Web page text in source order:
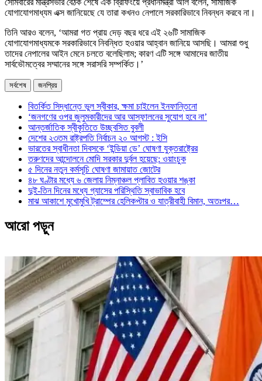
সোমবারের মন্ত্রিসভার বৈঠক শেষে এক ব্রিফিংয়ে প্রধানমন্ত্রী অলি বলেন, সামাজিক
যোগাযোগমাধ্যম এক্স জানিয়েছে যে তারা কখনও নেপালে সরকারিভাবে নিবন্ধন করবে না।
তিনি আরও বলেন, ‘আমরা গত প্রায় দেড় বছর ধরে এই ২৬টি সামাজিক
যোগাযোগমাধ্যমকে সরকারিভাবে নিবন্ধিত হওয়ার আহ্বান জানিয়ে আসছি। আমরা শুধু
তাদের নেপালের আইন মেনে চলতে বলেছিলাম; কারণ এটি সঙ্গে আমাদের জাতীয়
সার্বভৌমত্বের সম্মানের সঙ্গে সরাসরি সম্পর্কিত।’
সর্বশেষ জনপ্রিয়
বিতর্কিত সিদ্ধান্তে ভুল স্বীকার, ক্ষমা চাইলেন ইনফান্তিনো
‘জনগণের ওপর জুলুমকারীদের আর আস্ফালনের সুযোগ হবে না’
আন্তর্জাতিক স্বীকৃতিতে উচ্ছ্বসিত বুবলী
দেশের ২৩তম রাষ্ট্রপতি নির্বাচন ২০ আগস্ট : ইসি
ভারতের স্বাধীনতা দিবসকে ‘ইন্ডিয়া ডে’ ঘোষণা যুক্তরাষ্ট্রের
তরুণদের আন্দোলনে মোদি সরকার দুর্বল হয়েছে: ওয়াংচুক
৫ দিনের নতুন কর্মসূচি ঘোষণা জামায়াত জোটের
৪৮ ঘণ্টার মধ্যে ৬ জেলায় নিম্নাঞ্চল প্লাবিত হওয়ার শঙ্কা
দুই-তিন দিনের মধ্যে গ্যাসের পরিস্থিতি স্বাভাবিক হবে
মাঝ আকাশে মুখোমুখি ট্রাম্পের হেলিকপ্টার ও যাত্রীবাহী বিমান, অতঃপর…
আরো পড়ুন